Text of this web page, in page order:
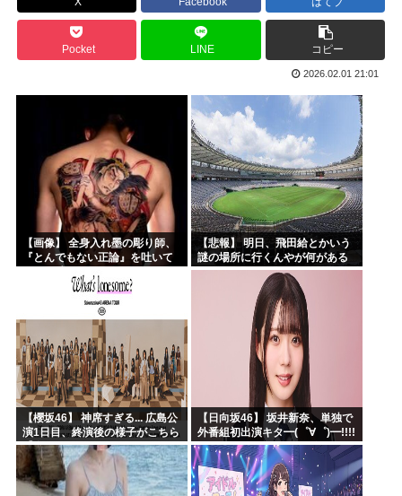
みいちゃんと山田さん、日本の警察なめすぎで炎上www
「お父さんが私にいくら使おうと、あなたには関係ない」そう...
海外「日本が正しい！」優しい日本人に甘える外国人に海外が...
海外の反応：韓国在住の日本人インフルエンサーがライブ配信...
韓国人「韓国サッカー協会の性接待報道、海外でも大騒ぎに・...
ルッキズムの奴って自分が年老いて醜くなった時どうすんの？
最近のきらら漫画、オ●ニーシーンがあったりと下品すぎる
百田尚樹「日本保守党アンチ、政策批判ができず俺への個人攻...
Pocket LINE コピー
2026.02.01 21:01
【画像】 全身入れ墨の彫り師、
『とんでもない正論』を吐いて
【悲報】 明日、飛田給とかいう
謎の場所に行くんやが何がある
んや????・・・・・・・・・
【櫻坂46】 神席すぎる... 広島公
演1日目、終演後の様子がこちら
【全国ツアー2026 What’s
lonesome?】
【日向坂46】 坂井新奈、単独で
外番組初出演キタ━(゜∀゜)━!!!!